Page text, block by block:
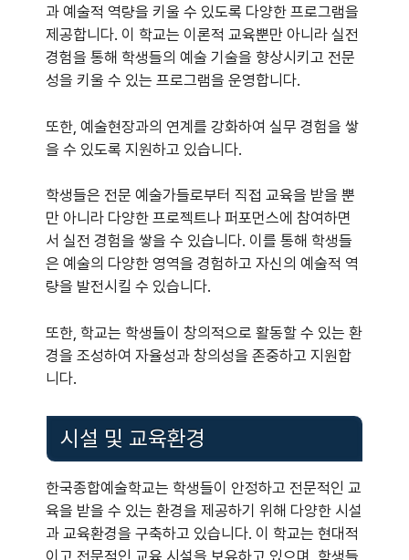
과 예술적 역량을 키울 수 있도록 다양한 프로그램을
제공합니다. 이 학교는 이론적 교육뿐만 아니라 실전
경험을 통해 학생들의 예술 기술을 향상시키고 전문
성을 키울 수 있는 프로그램을 운영합니다.
또한, 예술현장과의 연계를 강화하여 실무 경험을 쌓
을 수 있도록 지원하고 있습니다.
학생들은 전문 예술가들로부터 직접 교육을 받을 뿐
만 아니라 다양한 프로젝트나 퍼포먼스에 참여하면
서 실전 경험을 쌓을 수 있습니다. 이를 통해 학생들
은 예술의 다양한 영역을 경험하고 자신의 예술적 역
량을 발전시킬 수 있습니다.
또한, 학교는 학생들이 창의적으로 활동할 수 있는 환
경을 조성하여 자율성과 창의성을 존중하고 지원합
니다.
시설 및 교육환경
한국종합예술학교는 학생들이 안정하고 전문적인 교
육을 받을 수 있는 환경을 제공하기 위해 다양한 시설
과 교육환경을 구축하고 있습니다. 이 학교는 현대적